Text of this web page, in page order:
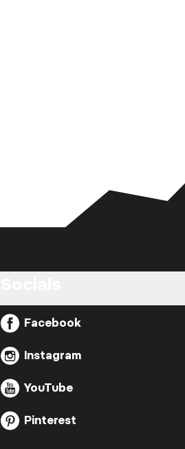
Facebook
Instagram
YouTube
Pinterest